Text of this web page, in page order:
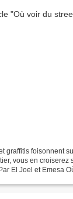
graffitis foisonnent
vous en croiserez
El Joel et Emesa